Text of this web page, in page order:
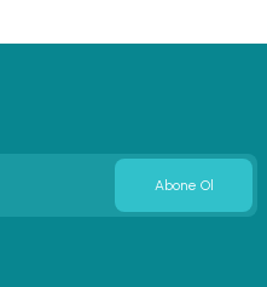
Abone Ol